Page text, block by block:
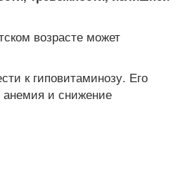
возрасте может
к гиповитаминозу. Его
анемия и снижение